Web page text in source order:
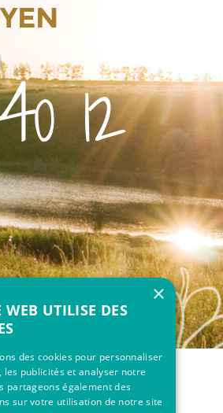
12
×
WEB UTILISE DES
des cookies pour personnaliser
les publicités et analyser notre
partageons également des
sur votre utilisation de notre site